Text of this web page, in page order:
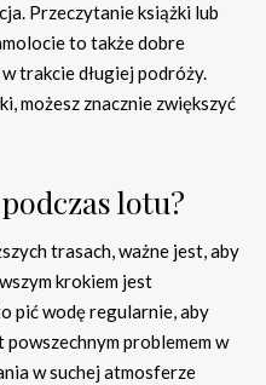
Przeczytanie książki lub
to także dobre
trakcie długiej podróży.
możesz znacznie zwiększyć
lotu?
trasach, ważne jest, aby
krokiem jest
pić wodę regularnie, aby
problemem w
w suchej atmosferze